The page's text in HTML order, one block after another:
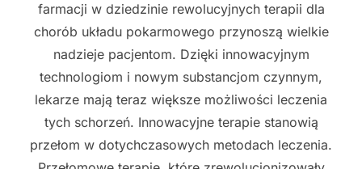
farmacji w dziedzinie rewolucyjnych terapii dla
chorób układu pokarmowego przynoszą wielkie
nadzieje pacjentom. Dzięki innowacyjnym
technologiom i nowym substancjom czynnym,
lekarze mają teraz większe możliwości leczenia
tych schorzeń. Innowacyjne terapie stanowią
przełom w dotychczasowych metodach leczenia.